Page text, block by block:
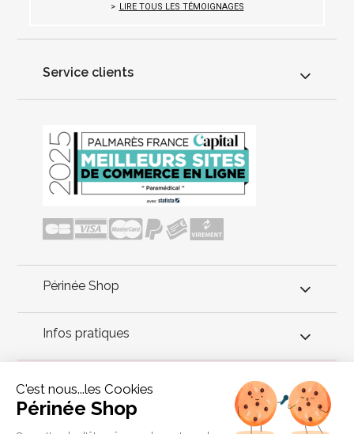
LIRE TOUS LES TÉMOIGNAGES
Service clients
Périnée Shop
Infos pratiques
Conseils périnée
Emy fait partie de cette nouvelle génération de produits de
C'est nous...les Cookies
Périnée Shop